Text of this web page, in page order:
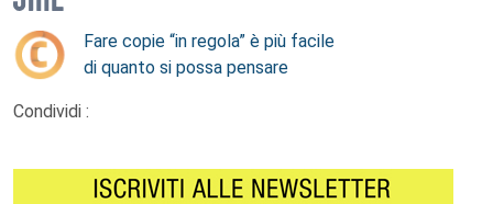
Fare copie “in regola” è più facile
di quanto si possa pensare
Condividi :